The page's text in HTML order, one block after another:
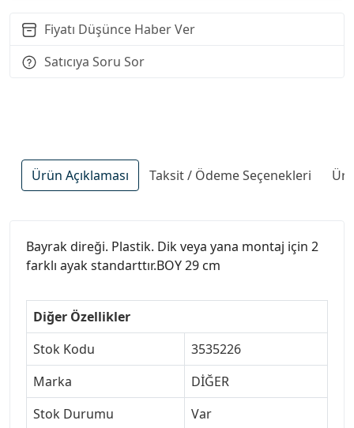
Fiyatı Düşünce Haber Ver
Satıcıya Soru Sor
Ürün Açıklaması Taksit / Ödeme Seçenekleri
Bayrak direği. Plastik. Dik veya yana montaj için 2
farklı ayak standarttır.BOY 29 cm
Diğer Özellikler
Stok Kodu
3535226
Marka
DİĞER
Stok Durumu
Var